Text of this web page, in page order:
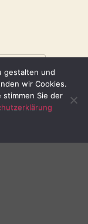
gestalten und
wir Cookies.
Sie der